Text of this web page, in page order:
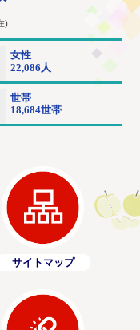
サイトマップ